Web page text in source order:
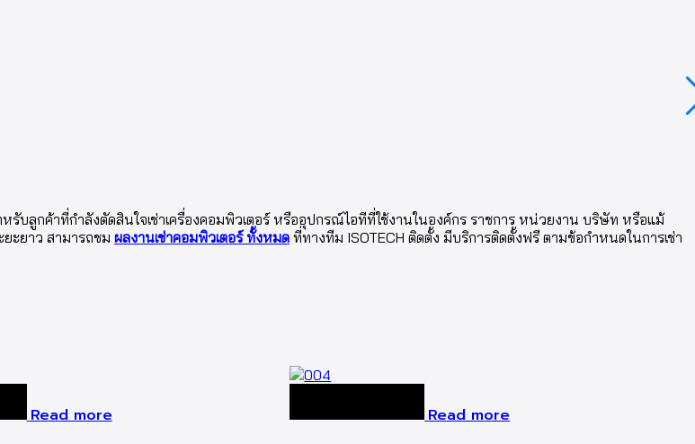
หรับลูกค้าที่กำลังตัดสินใจเช่าเครื่องคอมพิวเตอร์ หรืออุปกรณ์ไอทีที่ใช้งานในองค์กร ราชการ หน่วยงาน บริษัท หรือแม้
ะยาว สามารถชม ผลงานเช่าคอมพิวเตอร์ ทั้งหมด ที่ทางทีม ISOTECH ติดตั้ง มีบริการติดตั้งฟรี ตามข้อกำหนดในการเช่า
Read more Read more